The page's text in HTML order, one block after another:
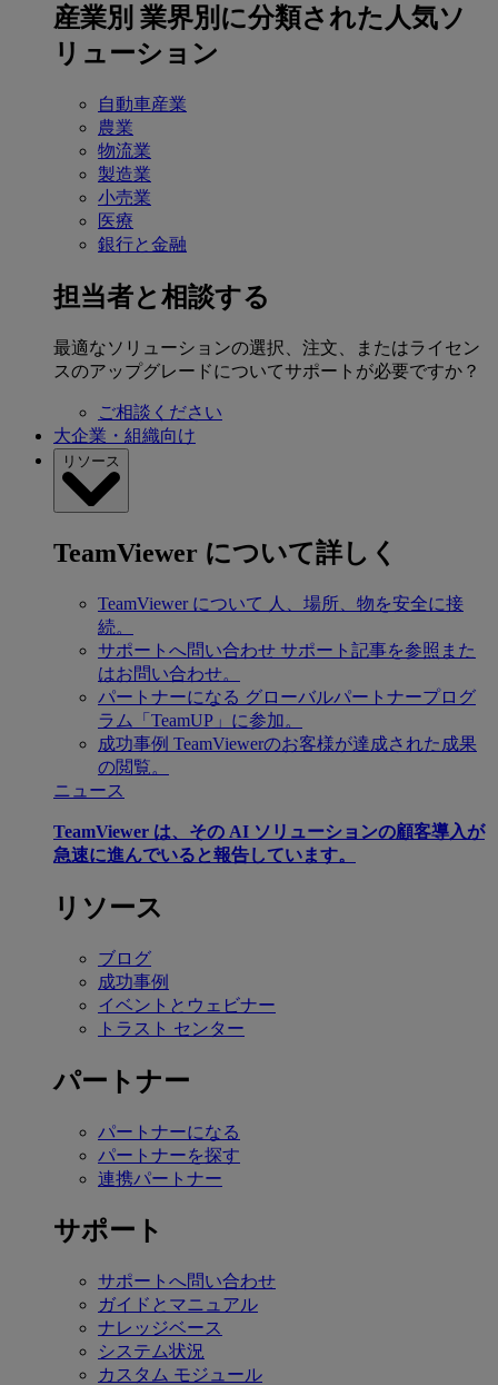
産業別 業界別に分類された人気ソ
リューション
自動車産業
農業
物流業
製造業
小売業
医療
銀行と金融
担当者と相談する
最適なソリューションの選択、注文、またはライセン
スのアップグレードについてサポートが必要ですか？
ご相談ください
大企業・組織向け
リソース
TeamViewer について詳しく
TeamViewer について 人、場所、物を安全に接
続。
サポートへ問い合わせ サポート記事を参照また
はお問い合わせ。
パートナーになる グローバルパートナープログ
ラム「TeamUP」に参加。
成功事例 TeamViewerのお客様が達成された成果
の閲覧。
ニュース
TeamViewer は、その AI ソリューションの顧客導入が
急速に進んでいると報告しています。
リソース
ブログ
成功事例
イベントとウェビナー
トラスト センター
パートナー
パートナーになる
パートナーを探す
連携パートナー
サポート
サポートへ問い合わせ
ガイドとマニュアル
ナレッジベース
システム状況
カスタム モジュール